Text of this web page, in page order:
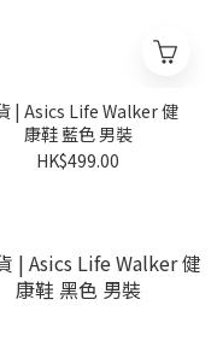
| Asics Life Walker 健
康鞋 藍色 男裝
HK$499.00